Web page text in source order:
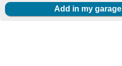
Add in my garage